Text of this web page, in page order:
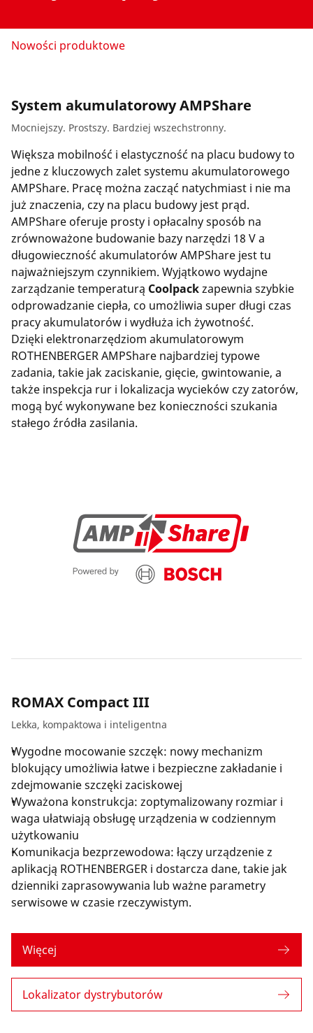
Nowości produktowe
System akumulatorowy AMPShare
Mocniejszy. Prostszy. Bardziej wszechstronny.
Większa mobilność i elastyczność na placu budowy to
jedne z kluczowych zalet systemu akumulatorowego
AMPShare. Pracę można zacząć natychmiast i nie ma
już znaczenia, czy na placu budowy jest prąd.
AMPShare oferuje prosty i opłacalny sposób na
zrównoważone budowanie bazy narzędzi 18 V a
długowieczność akumulatorów AMPShare jest tu
najważniejszym czynnikiem. Wyjątkowo wydajne
zarządzanie temperaturą Coolpackzapewnia szybkie
odprowadzanie ciepła, co umożliwia super długi czas
pracy akumulatorów i wydłuża ich żywotność.
Dzięki elektronarzędziom akumulatorowym
ROTHENBERGER AMPShare najbardziej typowe
zadania, takie jak zaciskanie, gięcie, gwintowanie, a
także inspekcja rur i lokalizacja wycieków czy zatorów,
mogą być wykonywane bez konieczności szukania
stałego źródła zasilania.
ROMAX Compact III
Lekka, kompaktowa i inteligentna
Wygodne mocowanie szczęk: nowy mechanizm
blokujący umożliwia łatwe i bezpieczne zakładanie i
zdejmowanie szczęki zaciskowej
Wyważona konstrukcja: zoptymalizowany rozmiar i
waga ułatwiają obsługę urządzenia w codziennym
użytkowaniu
Komunikacja bezprzewodowa: łączy urządzenie z
aplikacją ROTHENBERGER i dostarcza dane, takie jak
dzienniki zaprasowywania lub ważne parametry
serwisowe w czasie rzeczywistym.
Więcej
Lokalizator dystrybutorów